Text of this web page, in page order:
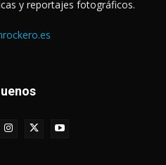
y reportajes fotográficos.